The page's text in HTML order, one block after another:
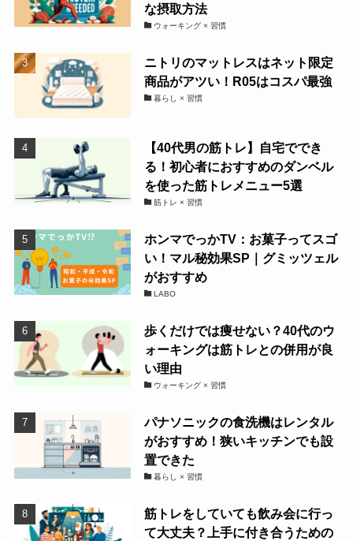
な摂取方法
ウォーキング × 習慣
ニトリのマットレスはネット限定
商品がアツい！R05はコスパ最強
暮らし × 習慣
【40代男の筋トレ】自宅ででき
る！初心者におすすめのダンベル
を使った筋トレメニュー5選
筋トレ × 習慣
ホンマでっかTV：お菓子ってスゴ
い！マル秘効果SP｜グミッツェル
がおすすめ
LABO
歩くだけでは痩せない？40代のウ
ォーキングは筋トレとの併用が良
い理由
ウォーキング × 習慣
パナソニックの食洗機はレンタル
がおすすめ！狭いキッチンでも設
置できた
暮らし × 習慣
筋トレをしていても飲み会に行っ
て大丈夫？上手に付き合うための